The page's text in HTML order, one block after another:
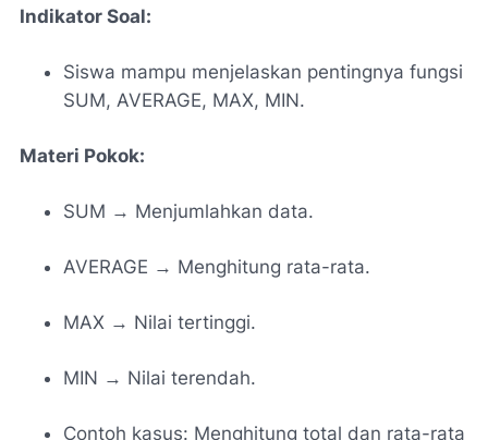
Indikator Soal:
Siswa mampu menjelaskan pentingnya fungsi
SUM, AVERAGE, MAX, MIN.
Materi Pokok:
SUM → Menjumlahkan data.
AVERAGE → Menghitung rata-rata.
MAX → Nilai tertinggi.
MIN → Nilai terendah.
Contoh kasus: Menghitung total dan rata-rata